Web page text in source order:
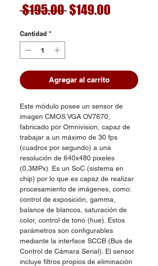
$195.00 Precio
$149.00
Cantidad *
Agregar al carrito
Este módulo posee un sensor de
imagen CMOS VGA OV7670,
fabricado por Omnivision, capaz de
trabajar a un máximo de 30 fps
(cuadros por segundo) a una
resolución de 640x480 pixeles
(0.3MPx). Es un SoC (sistema en
chip) por lo que es capaz de realizar
procesamiento de imágenes, como:
control de exposición, gamma,
balance de blancos, saturación de
color, control de tono (hue). Estos
parámetros son configurables
mediante la interface SCCB (Bus de
Control de Cámara Serial). El sensor
incluye filtros propios de eliminación